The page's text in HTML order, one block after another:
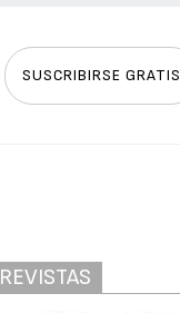
SUSCRIBIRSE GRATIS
REVISTAS